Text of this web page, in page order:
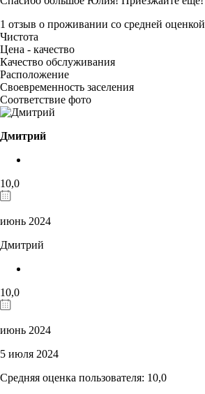
1 отзыв о проживании со средней оценкой
Чистота
Цена - качество
Качество обслуживания
Расположение
Своевременность заселения
Соответствие фото
Дмитрий
10,0
июнь 2024
Дмитрий
10,0
июнь 2024
5 июля 2024
Средняя оценка пользователя: 10,0